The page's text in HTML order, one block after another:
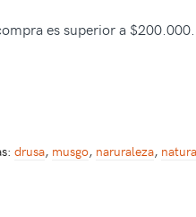
es superior a
drusa, musgo, naruraleza,